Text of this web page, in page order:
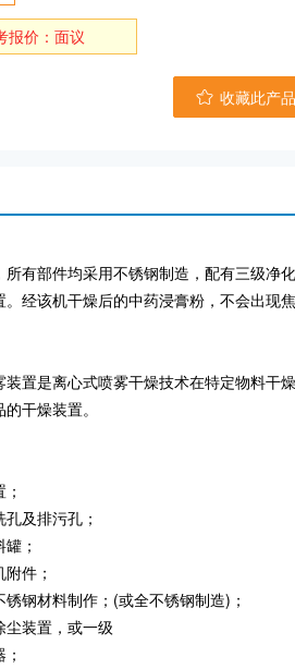
报价：面议
收藏此产品
部件均采用不锈钢制造，配有三级净
经该机干燥后的中药浸膏粉，不会出
是离心式喷雾干燥技术在特定物料干
干燥装置。
及排污孔；
；
件；
钢材料制作；(或全不锈钢制造)；
装置，或一级